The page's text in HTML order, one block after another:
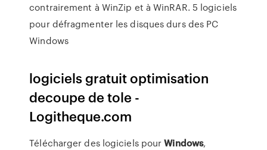
contrairement à WinZip et à WinRAR. 5 logiciels
pour défragmenter les disques durs des PC
Windows
logiciels gratuit optimisation
decoupe de tole -
Logitheque.com
Télécharger des logiciels pourWindows,